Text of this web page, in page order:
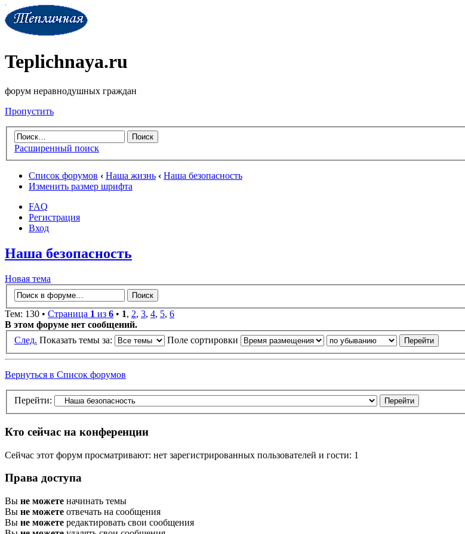
Teplichnaya.ru
форум неравнодушных граждан
Пропустить
Расширенный поиск
Список форумов ‹ Наша жизнь ‹ Наша безопасность
Изменить размер шрифта
FAQ
Регистрация
Вход
Наша безопасность
Новая тема
Тем: 130 • Страница 1 из 6 • 1, 2, 3, 4, 5, 6
В этом форуме нет сообщений.
След. Показать темы за: Поле сортировки
Вернуться в Список форумов
Перейти:
Кто сейчас на конференции
Сейчас этот форум просматривают: нет зарегистрированных пользователей и гости: 1
Права доступа
Вы не можете начинать темы
Вы не можете отвечать на сообщения
Вы не можете редактировать свои сообщения